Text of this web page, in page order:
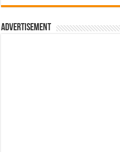
Advertisement